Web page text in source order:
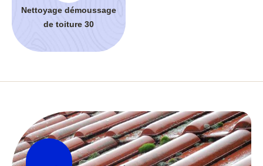
Nettoyage démoussage
de toiture 30